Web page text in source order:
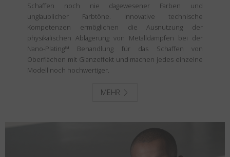
Schaffen noch nie dagewesener Farben und
unglaublicher Farbtöne. Innovative technische
Kompetenzen ermöglichen die Ausnutzung der
physikalischen Ablagerung von Metalldämpfen bei der
Nano-Plating™ Behandlung für das Schaffen von
Oberflächen mit Glanzeffekt und machen jedes einzelne
Modell noch hochwertiger.
MEHR